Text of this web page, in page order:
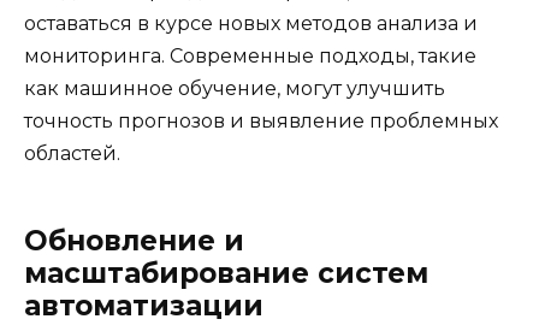
оставаться в курсе новых методов анализа и
мониторинга. Современные подходы, такие
как машинное обучение, могут улучшить
точность прогнозов и выявление проблемных
областей.
Обновление и
масштабирование систем
автоматизации